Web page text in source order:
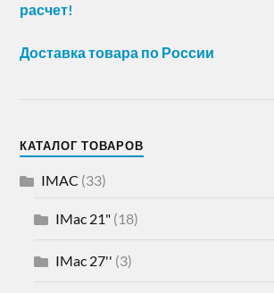
расчет!
Доставка товара по России
КАТАЛОГ ТОВАРОВ
IMAC (33)
IMac 21" (18)
IMac 27'' (3)